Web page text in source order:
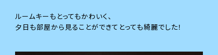
ルームキーもとってもかわいく、
夕日も部屋から見ることができてとっても綺麗でした！